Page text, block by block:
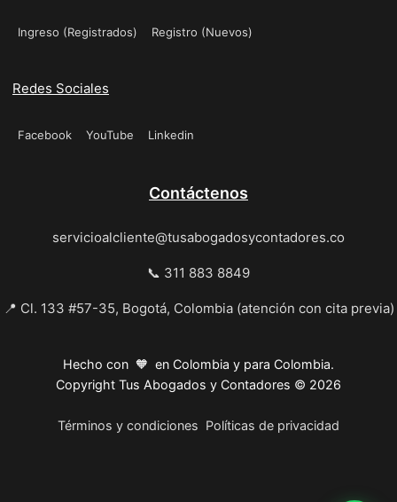
Ingreso (Registrados) Registro (Nuevos)
Redes Sociales
Facebook YouTube Linkedin
Contáctenos
servicioalcliente@tusabogadosycontadores.co
📞 311 883 8849
📍 Cl. 133 #57-35, Bogotá, Colombia (atención con cita previa)
Hecho con 🧡 en Colombia y para Colombia.
Copyright Tus Abogados y Contadores © 2026
Términos y condiciones Políticas de privacidad